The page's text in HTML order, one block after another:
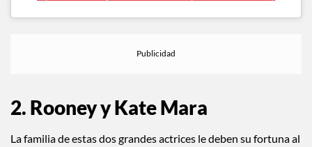
2. Rooney y Kate Mara
La familia de estas dos grandes actrices le deben su fortuna al